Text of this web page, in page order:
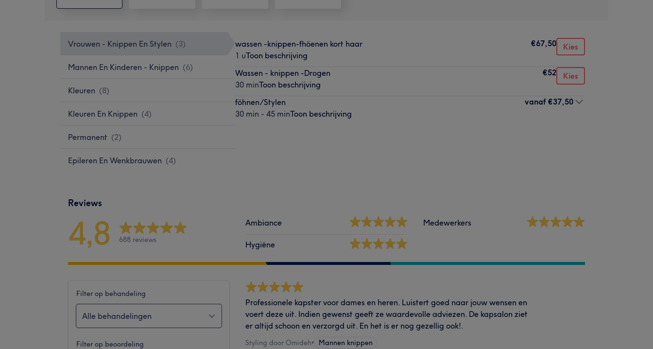
Vrouwen - Knippen En Stylen (3)
Mannen En Kinderen - Knippen (6)
Kleuren (8)
Kleuren En Knippen (4)
Permanent (2)
Epileren En Wenkbrauwen (4)
wassen -knippen-fhöenen kort haar
1 uToon beschrijving
€67,50 Kies
Wassen - knippen -Drogen
30 minToon beschrijving
€52 Kies
föhnen/Stylen
30 min - 45 minToon beschrijving
vanaf €37,50
Reviews
4,8 688 reviews
Ambiance
Hygiëne
Medewerkers
Filter op behandeling
Alle behandelingen
Filter op beoordeling
Professionele kapster voor dames en heren. Luistert goed naar jouw wensen en
voert deze uit. Indien gewenst geeft ze waardevolle adviezen. De kapsalon ziet
er altijd schoon en verzorgd uit. En het is er nog gezellig ook!.
Styling door Omideh• Mannen knippen